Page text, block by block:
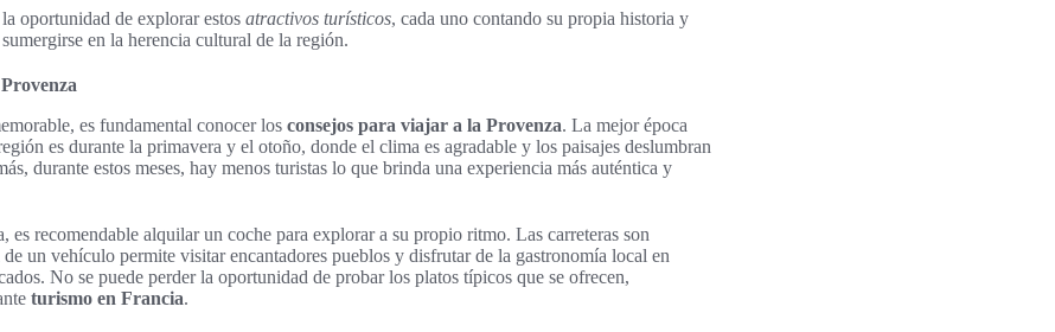
oportunidad de explorar estos atractivos turísticos, cada uno contando su propia historia y
en la herencia cultural de la región.
es fundamental conocer los consejos para viajar a la Provenza. La mejor época
es durante la primavera y el otoño, donde el clima es agradable y los paisajes deslumbran
durante estos meses, hay menos turistas lo que brinda una experiencia más auténtica y
es recomendable alquilar un coche para explorar a su propio ritmo. Las carreteras son
un vehículo permite visitar encantadores pueblos y disfrutar de la gastronomía local en
No se puede perder la oportunidad de probar los platos típicos que se ofrecen,
turismo en Francia.